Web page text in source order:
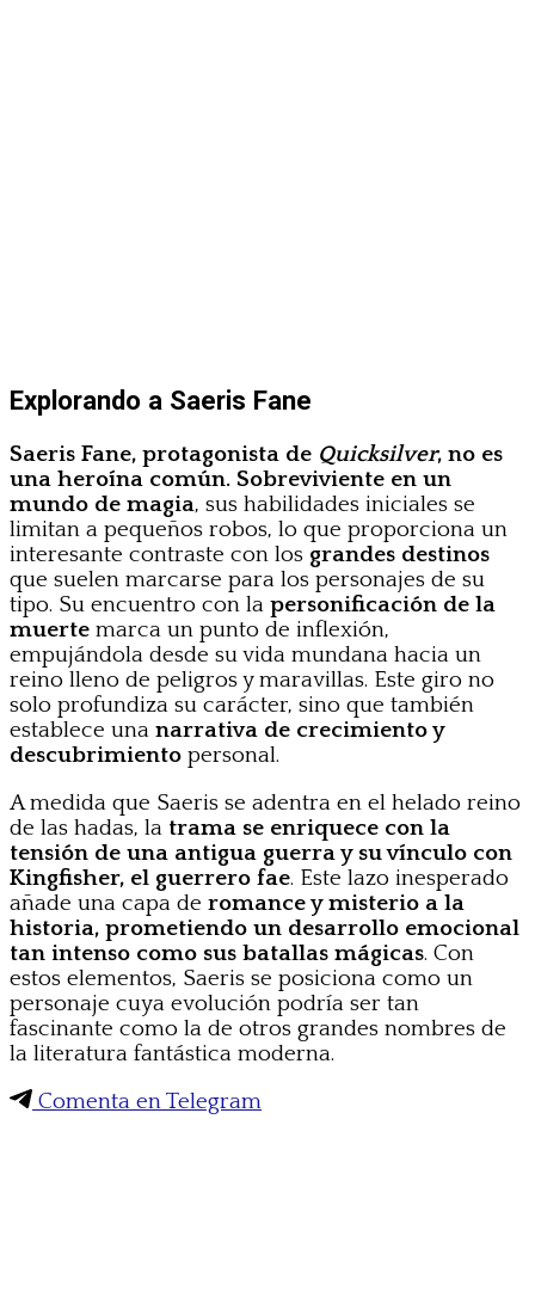
Explorando a Saeris Fane
Saeris Fane, protagonista de Quicksilver, no es
una heroína común. Sobreviviente en un
mundo de magia, sus habilidades iniciales se
limitan a pequeños robos, lo que proporciona un
interesante contraste con los grandes destinos
que suelen marcarse para los personajes de su
tipo. Su encuentro con la personificación de la
muerte marca un punto de inflexión,
empujándola desde su vida mundana hacia un
reino lleno de peligros y maravillas. Este giro no
solo profundiza su carácter, sino que también
establece una narrativa de crecimiento y
descubrimiento personal.
A medida que Saeris se adentra en el helado reino
de las hadas, la trama se enriquece con la
tensión de una antigua guerra y su vínculo con
Kingfisher, el guerrero fae. Este lazo inesperado
añade una capa de romance y misterio a la
historia, prometiendo un desarrollo emocional
tan intenso como sus batallas mágicas. Con
estos elementos, Saeris se posiciona como un
personaje cuya evolución podría ser tan
fascinante como la de otros grandes nombres de
la literatura fantástica moderna.
Comenta en Telegram